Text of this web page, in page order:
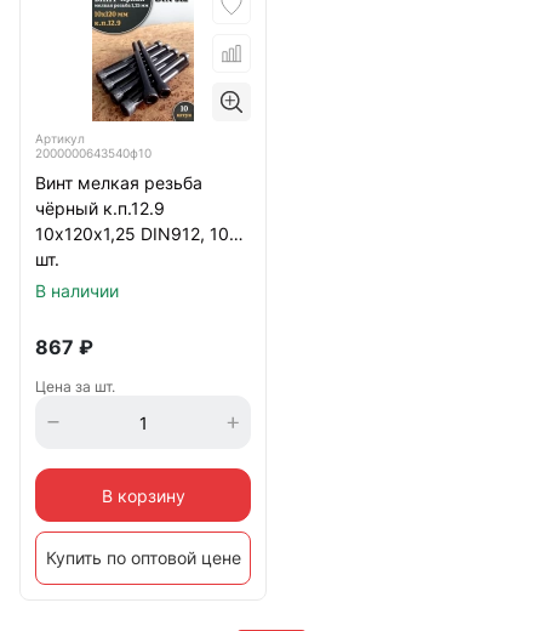
Артикул
2000000643540ф10
Винт мелкая резьба
чёрный к.п.12.9
10х120х1,25 DIN912, 10
шт.
В наличии
867 ₽
Цена за шт.
В корзину
Купить по оптовой цене